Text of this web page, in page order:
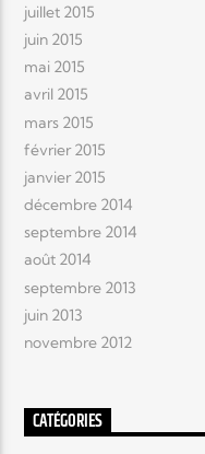
juillet 2015
juin 2015
mai 2015
avril 2015
mars 2015
février 2015
janvier 2015
décembre 2014
septembre 2014
août 2014
septembre 2013
juin 2013
novembre 2012
CATÉGORIES